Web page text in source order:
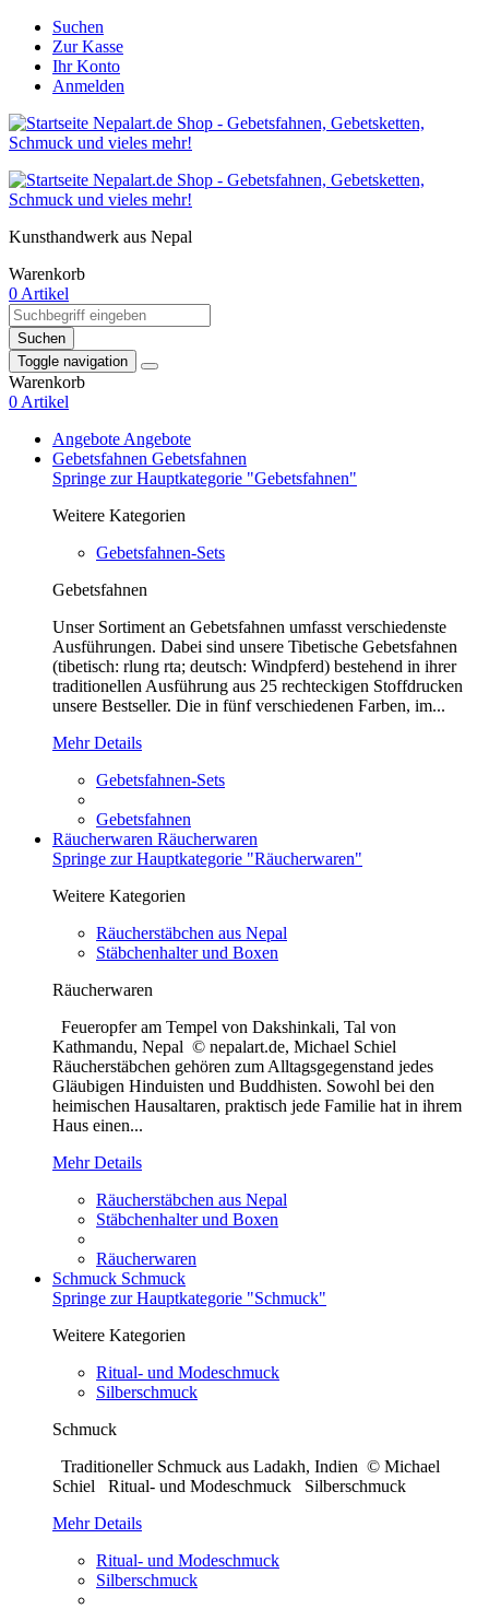
Suchen
Zur Kasse
Ihr Konto
Anmelden
Kunsthandwerk aus Nepal
Warenkorb
0 Artikel
Suchen
Toggle navigation
Warenkorb
0 Artikel
Angebote Angebote
Gebetsfahnen Gebetsfahnen
Springe zur Hauptkategorie "Gebetsfahnen"
Weitere Kategorien
Gebetsfahnen-Sets
Gebetsfahnen
Unser Sortiment an Gebetsfahnen umfasst verschiedenste
Ausführungen. Dabei sind unsere Tibetische Gebetsfahnen
(tibetisch: rlung rta; deutsch: Windpferd) bestehend in ihrer
traditionellen Ausführung aus 25 rechteckigen Stoffdrucken
unsere Bestseller. Die in fünf verschiedenen Farben, im...
Mehr Details
Gebetsfahnen-Sets
Gebetsfahnen
Räucherwaren Räucherwaren
Springe zur Hauptkategorie "Räucherwaren"
Weitere Kategorien
Räucherstäbchen aus Nepal
Stäbchenhalter und Boxen
Räucherwaren
Feueropfer am Tempel von Dakshinkali, Tal von
Kathmandu, Nepal © nepalart.de, Michael Schiel
Räucherstäbchen gehören zum Alltagsgegenstand jedes
Gläubigen Hinduisten und Buddhisten. Sowohl bei den
heimischen Hausaltaren, praktisch jede Familie hat in ihrem
Haus einen...
Mehr Details
Räucherstäbchen aus Nepal
Stäbchenhalter und Boxen
Räucherwaren
Schmuck Schmuck
Springe zur Hauptkategorie "Schmuck"
Weitere Kategorien
Ritual- und Modeschmuck
Silberschmuck
Schmuck
Traditioneller Schmuck aus Ladakh, Indien © Michael
Schiel Ritual- und Modeschmuck Silberschmuck
Mehr Details
Ritual- und Modeschmuck
Silberschmuck